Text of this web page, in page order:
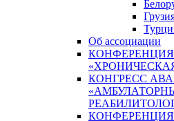
Об ассоциации
КОНФЕРЕНЦИЯ
КОНГРЕСС